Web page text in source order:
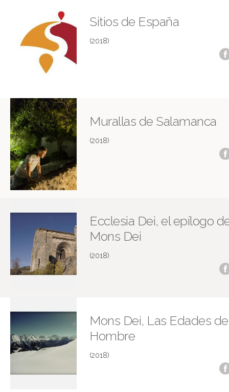
Sitios de España
(2018)
Murallas de Salamanca
(2018)
Ecclesia Dei, el epílogo
Mons Dei
(2018)
Mons Dei, Las Edades
Hombre
(2018)